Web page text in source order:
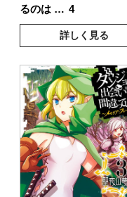
るのは … 4
詳しく見る